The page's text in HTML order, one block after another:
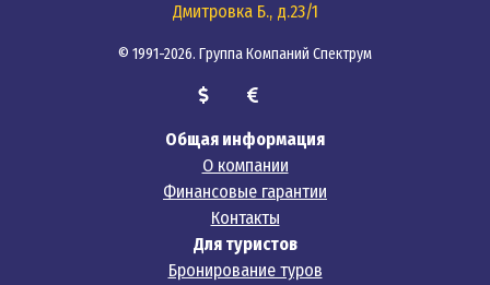
Дмитровка Б., д.23/1
© 1991-2026. Группа Компаний Спектрум
Общая информация
О компании
Финансовые гарантии
Контакты
Для туристов
Бронирование туров